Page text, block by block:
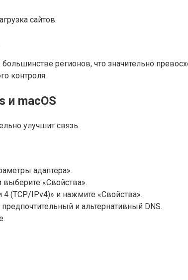
сайтов.
регионов, что значительно
контроля.
и macOS
улучшит связь.
адаптера».
«Свойства».
(TCP/IPv4)» и нажмите «Свойства».
и альтернативный DNS.